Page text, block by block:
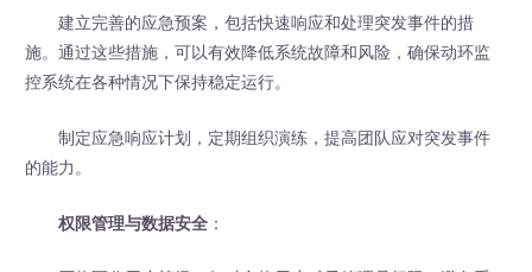
建立完善的应急预案，包括快速响应和处理突发事件的措
施。通过这些措施，可以有效降低系统故障和风险，确保动环监
控系统在各种情况下保持稳定运行。
制定应急响应计划，定期组织演练，提高团队应对突发事件
的能力。
权限管理与数据安全 ：